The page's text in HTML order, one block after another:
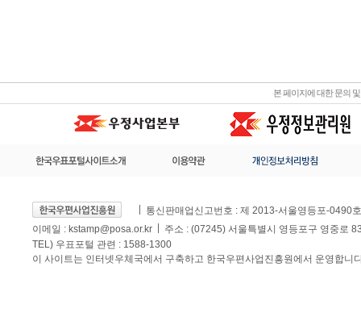
본 페이지에 대한 문의
통신판매업신고번호 : 제 2013-서울영등포-0490호
이메일 : kstamp@posa.or.kr
주소 : (07245) 서울특별시 영등포구 영중로
TEL) 우표포털 관련 : 1588-1300
이 사이트는 인터넷우체국에서 구축하고 한국우편사업진흥원에서 운영합니